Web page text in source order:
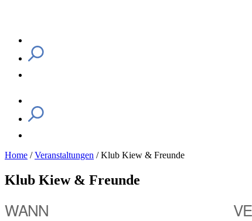
Home /Veranstaltungen /Klub Kiew & Freunde
Klub Kiew & Freunde
WANN